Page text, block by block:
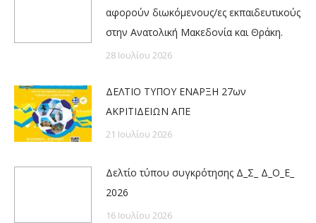
αφορούν διωκόμενους/ες εκπαιδευτικούς
στην Ανατολική Μακεδονία και Θράκη.
28 Ιουλίου 2026
ΔΕΛΤΙΟ ΤΥΠΟΥ ΕΝΑΡΞΗ 27ων
ΑΚΡΙΤΙΔΕΙΩΝ ΑΠΕ
21 Ιουλίου 2026
Δελτίο τύπου συγκρότησης Δ_Σ_ Δ_Ο_Ε_
2026
16 Ιουλίου 2026